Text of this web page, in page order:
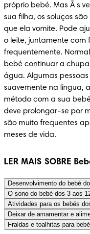
próprio bebé. Mas Ã s
sua filha, os soluços
que ela vomite. Pode
o leite, juntamente com
frequentemente.
bebé continuar a
água. Algumas
suavemente na língua,
método com a sua
deve prolongar-se por
são muito frequentes
meses de vida.
LER MAIS SOBRE
Desenvolvimento do bebé
O sono do bebé dos 3 aos
Atividades para os bebés
Deixar de amamentar e
Fraldas e toalhitas para